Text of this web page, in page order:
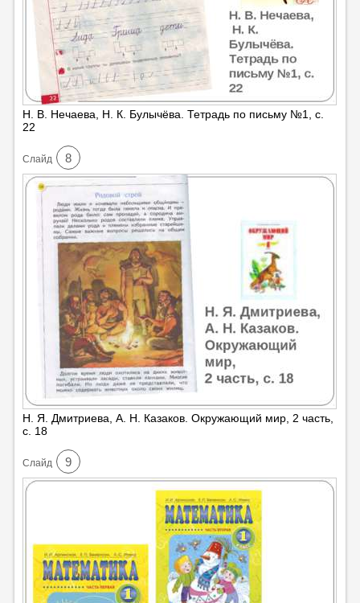
Н. В. Нечаева, Н. К. Булычёва. Тетрадь по письму №1, с.
22
Cлайд 8
Н. Я. Дмитриева, А. Н. Казаков. Окружающий мир, 2 часть,
с. 18
Cлайд 9